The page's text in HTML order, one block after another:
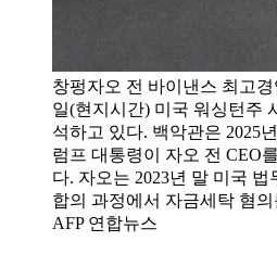
창펑자오 전 바이낸스 최고경
일(현지시간) 미국 워싱턴주
석하고 있다. 백악관은 2025
럼프 대통령이 자오 전 CEO
다. 자오는 2023년 말 미국 법
합의 과정에서 자금세탁 혐
AFP 연합뉴스